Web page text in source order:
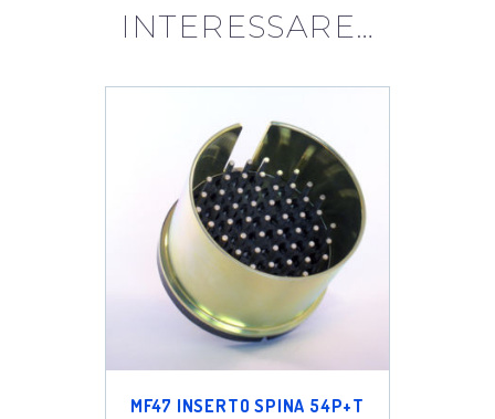
INTERESSARE…
MF47 INSERTO SPINA 54P+T